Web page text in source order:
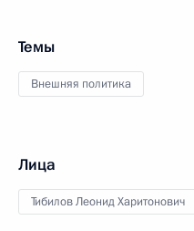
Темы
Внешняя политика
Лица
Тибилов Леонид Харитонович